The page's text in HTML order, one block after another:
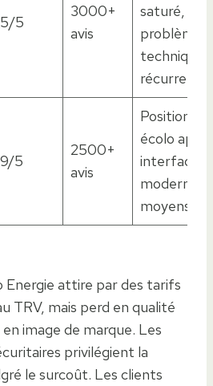
5
3000+
avis
saturé,
problèmes
techniques
récurrents
5
2500+
avis
écolo
interface
moderne,
moyens
Energie attire par des tarifs
TRV, mais perd en qualité
image de marque. Les
privilégient la
le surcoût. Les clients